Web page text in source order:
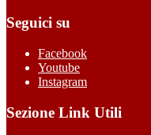
Seguici su
Facebook
Youtube
Instagram
Sezione Link Utili